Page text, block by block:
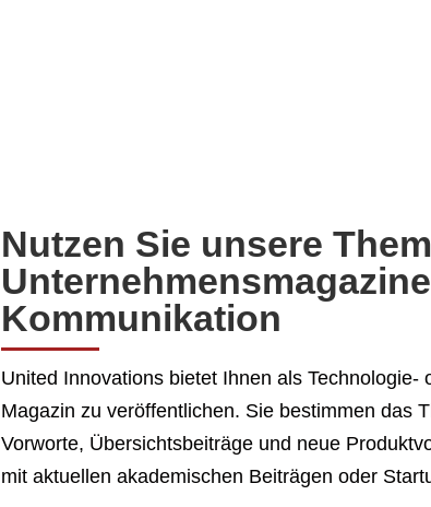
Nutzen Sie unsere
Kommunikation
United Innovations bietet Ihnen als
Magazin zu veröffentlichen. Sie bestimmen das
Vorworte, Übersichtsbeiträge und neue
mit aktuellen akademischen Beiträgen oder